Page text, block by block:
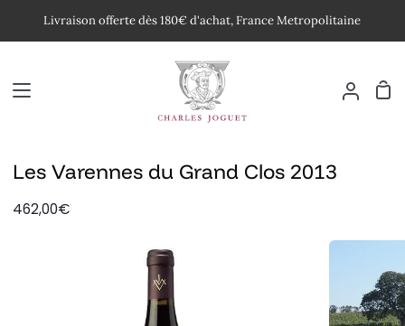
Livraison offerte dès 180€ d'achat, France Metropolitaine
Mon
Les Varennes du Grand Clos 2013
462,00€